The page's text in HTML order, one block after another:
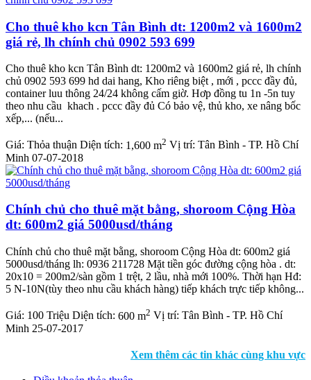
Cho thuê kho kcn Tân Bình dt: 1200m2 và 1600m2
giá rẻ, lh chính chủ 0902 593 699
Cho thuê kho kcn Tân Bình dt: 1200m2 và 1600m2 giá rẻ, lh chính
chủ 0902 593 699 hd dai hang, Kho riêng biệt , mới , pccc đầy đủ,
container luu thông 24/24 không cấm giờ. Hơp đồng tu 1n -5n tuy
theo nhu cầu khach . pccc đầy đủ Có bảo vệ, thủ kho, xe nâng bốc
xếp,... (nếu...
Giá: Thỏa thuận Diện tích: 1,600 m2 Vị trí: Tân Bình - TP. Hồ Chí
Minh 07-07-2018
Chính chủ cho thuê mặt bằng, shoroom Cộng Hòa
dt: 600m2 giá 5000usd/tháng
Chính chủ cho thuê mặt bằng, shoroom Cộng Hòa dt: 600m2 giá
5000usd/tháng lh: 0936 211728 Mặt tiền góc đường cộng hòa . dt:
20x10 = 200m2/sàn gồm 1 trệt, 2 lầu, nhà mới 100%. Thời hạn Hđ:
5 N-10N(tùy theo nhu cầu khách hàng) tiếp khách trực tiếp không...
Giá: 100 Triệu Diện tích: 600 m2 Vị trí: Tân Bình - TP. Hồ Chí
Minh 25-07-2017
Xem thêm các tin khác cùng khu vực